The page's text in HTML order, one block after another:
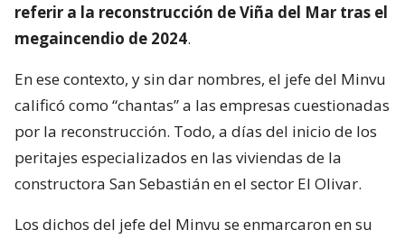
referir a la reconstrucción de Viña del Mar tras el
megaincendio de 2024.
En ese contexto, y sin dar nombres, el jefe del Minvu
calificó como “chantas” a las empresas cuestionadas
por la reconstrucción. Todo, a días del inicio de los
peritajes especializados en las viviendas de la
constructora San Sebastián en el sector El Olivar.
Los dichos del jefe del Minvu se enmarcaron en su